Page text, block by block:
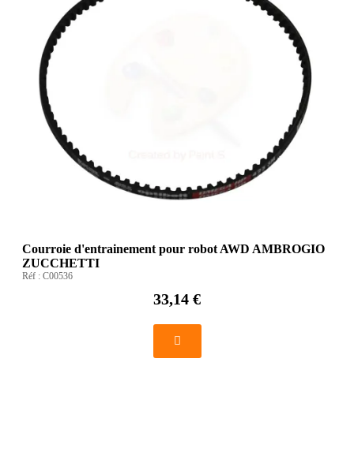
Courroie d'entrainement pour robot AWD AMBROGIO
ZUCCHETTI
Réf : C00536
33,14 €